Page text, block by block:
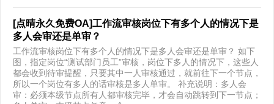
[点晴永久免费OA]工作流审核岗位下有多个人的情况下是
多人会审还是单审？
工作流审核岗位下有多个人的情况下是多人会审还是单审？ 如下
图，指定岗位“测试部门员工”审核，岗位下多人的情况下，这些人
都会收到待审提醒，只要其中一人审核通过，就前往下一个节点，
所以一个岗位有多人的话审核是多人单审。 补充说明：多人会
审：必须本级节点所有人都审核完毕，才会自动跳转到下一节点；